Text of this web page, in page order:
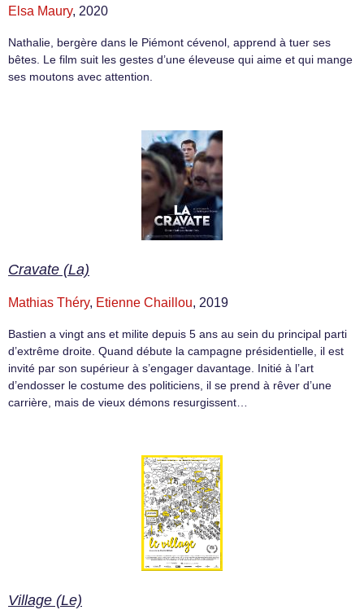
Elsa Maury, 2020
Nathalie, bergère dans le Piémont cévenol, apprend à tuer ses
bêtes. Le film suit les gestes d’une éleveuse qui aime et qui mange
ses moutons avec attention.
Cravate (La)
Mathias Théry, Etienne Chaillou, 2019
Bastien a vingt ans et milite depuis 5 ans au sein du principal parti
d’extrême droite. Quand débute la campagne présidentielle, il est
invité par son supérieur à s’engager davantage. Initié à l’art
d’endosser le costume des politiciens, il se prend à rêver d’une
carrière, mais de vieux démons resurgissent…
Village (Le)